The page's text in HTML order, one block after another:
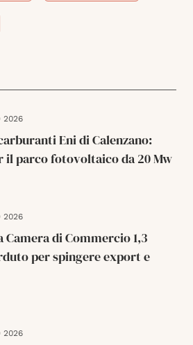
2026
Eni di Calenzano:
il parco fotovoltaico da 20 Mw
2026
di Commercio 1,3
per spingere export e
2026